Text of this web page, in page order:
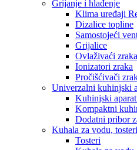
Grijanje i hlađenje
Klima uređaji
Dizalice topline
Samostojeći
Grijalice
Ovlaživaći zraka
Ionizatori zraka
Pročišćivači
Univerzalni kuhinjski
Kuhinjski
Kompaktni
Dodatni pribor
Kuhala za vodu,
Tosteri